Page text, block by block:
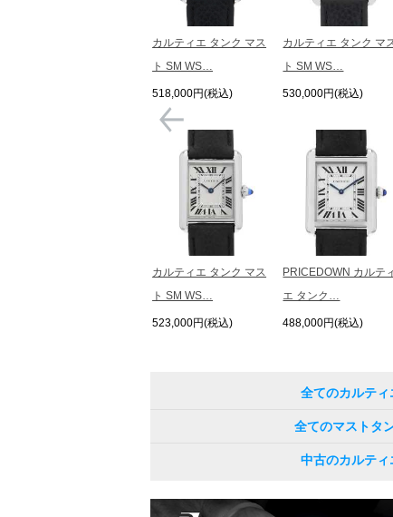
カルティエ タンク マス
ト SM WS…
518,000円(税込)
カルティエ タンク マス
ト SM WS…
523,000円(税込)
カルティエ タンク マ
ト SM WS…
530,000円(税込)
PRICEDOWN カルテ
エ タンク…
488,000円(税込)
全てのカルティ
全てのマストタ
中古のカルティ